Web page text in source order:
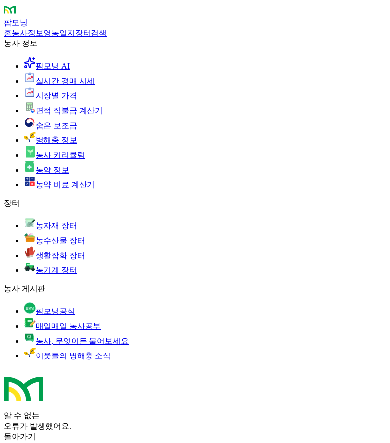
팜모닝
홈농사정보 영농일지 장터 검색
농사 정보
팜모닝 AI
실시간 경매 시세
시장별 가격
면적 직불금 계산기
숨은 보조금
병해충 정보
농사 커리큘럼
농약 정보
농약 비료 계산기
장터
농자재 장터
농수산물 장터
생활잡화 장터
농기계 장터
농사 게시판
팜모닝공식
매일매일 농사공부
농사, 무엇이든 물어보세요
이웃들의 병해충 소식
알 수 없는
오류가 발생했어요.
돌아가기